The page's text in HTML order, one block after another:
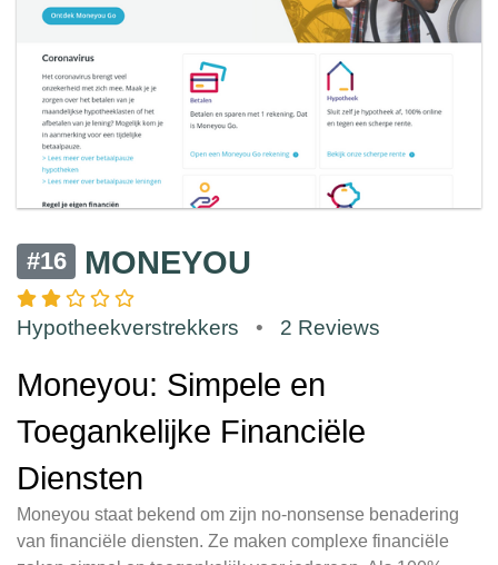
#16 MONEYOU
Hypotheekverstrekkers • 2 Reviews
Moneyou: Simpele en
Toegankelijke Financiële
Diensten
Moneyou staat bekend om zijn no-nonsense benadering
van financiële diensten. Ze maken complexe financiële